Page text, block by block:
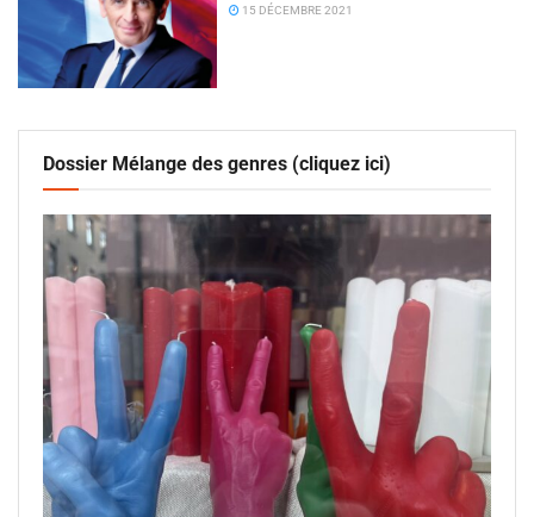
15 DÉCEMBRE 2021
Dossier Mélange des genres (cliquez ici)